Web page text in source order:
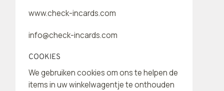
www.check-incards.com
info@check-incards.com
COOKIES
We gebruiken cookies om ons te helpen de
items in uw winkelwagentje te onthouden